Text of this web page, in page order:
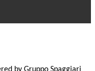
by Gruppo Spaggiari